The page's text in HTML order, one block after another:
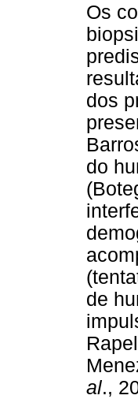
Os
dos
do
de
al.,